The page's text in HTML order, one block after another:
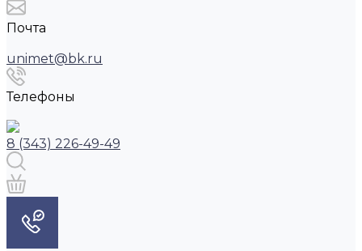
Почта
unimet@bk.ru
Телефоны
8 (343) 226-49-49